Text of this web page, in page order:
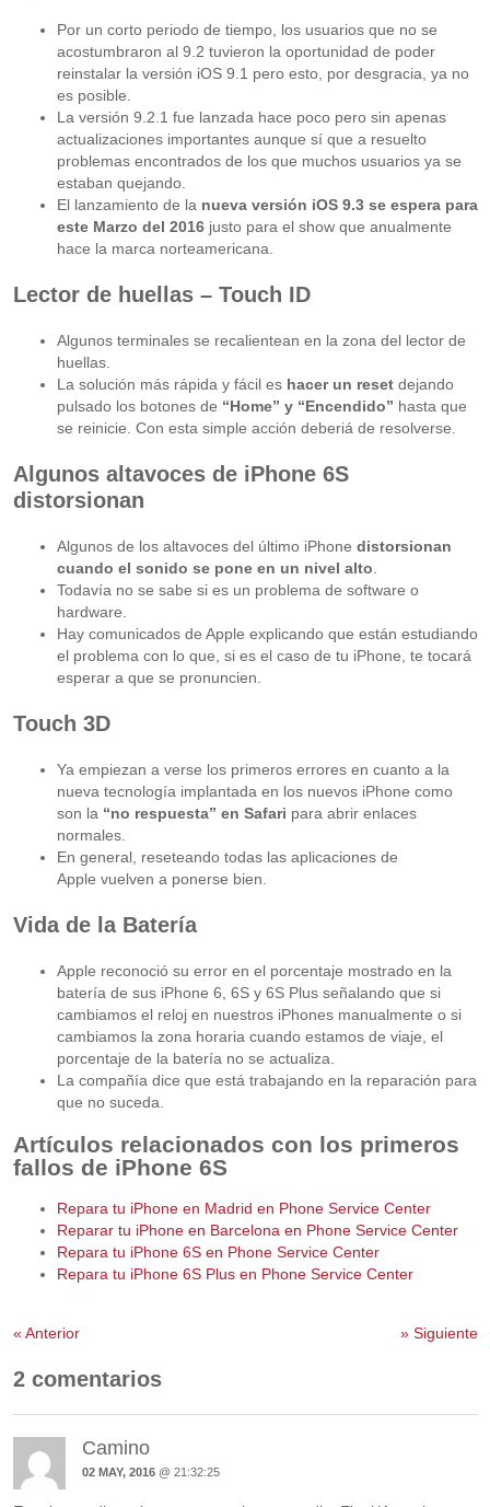
Por un corto periodo de tiempo, los usuarios que no se
acostumbraron al 9.2 tuvieron la oportunidad de poder
reinstalar la versión iOS 9.1 pero esto, por desgracia, ya no
es posible.
La versión 9.2.1 fue lanzada hace poco pero sin apenas
actualizaciones importantes aunque sí que a resuelto
problemas encontrados de los que muchos usuarios ya se
estaban quejando.
El lanzamiento de la nueva versión iOS 9.3 se espera para
este Marzo del 2016justo para el show que anualmente
hace la marca norteamericana.
Lector de huellas – Touch ID
Algunos terminales se recalientean en la zona del lector de
huellas.
La solución más rápida y fácil eshacer un resetdejando
pulsado los botones de “Home” y “Encendido” hasta que
se reinicie. Con esta simple acción deberiá de resolverse.
Algunos altavoces de iPhone 6S
distorsionan
Algunos de los altavoces del último iPhone distorsionan
cuando el sonido se pone en un nivel alto.
Todavía no se sabe si es un problema de software o
hardware.
Hay comunicados de Apple explicando que están estudiando
el problema con lo que, si es el caso de tu iPhone, te tocará
esperar a que se pronuncien.
Touch 3D
Ya empiezan a verse los primeros errores en cuanto a la
nueva tecnología implantada en los nuevos iPhone como
son la “no respuesta” en Safari para abrir enlaces
normales.
En general, reseteando todas las aplicaciones de
Apple vuelven a ponerse bien.
Vida de la Batería
Apple reconoció su error en el porcentaje mostrado en la
batería de sus iPhone 6, 6S y 6S Plus señalando que si
cambiamos el reloj en nuestros iPhones manualmente o si
cambiamos la zona horaria cuando estamos de viaje, el
porcentaje de la batería no se actualiza.
La compañía dice que está trabajando en la reparación para
que no suceda.
Artículos relacionados con los primeros
fallos de iPhone 6S
Repara tu iPhone en Madrid en Phone Service Center
Reparar tu iPhone en Barcelona en Phone Service Center
Repara tu iPhone 6S en Phone Service Center
Repara tu iPhone 6S Plus en Phone Service Center
« Anterior »Siguiente
2 comentarios
Camino
02 MAY, 2016@ 21:32:25